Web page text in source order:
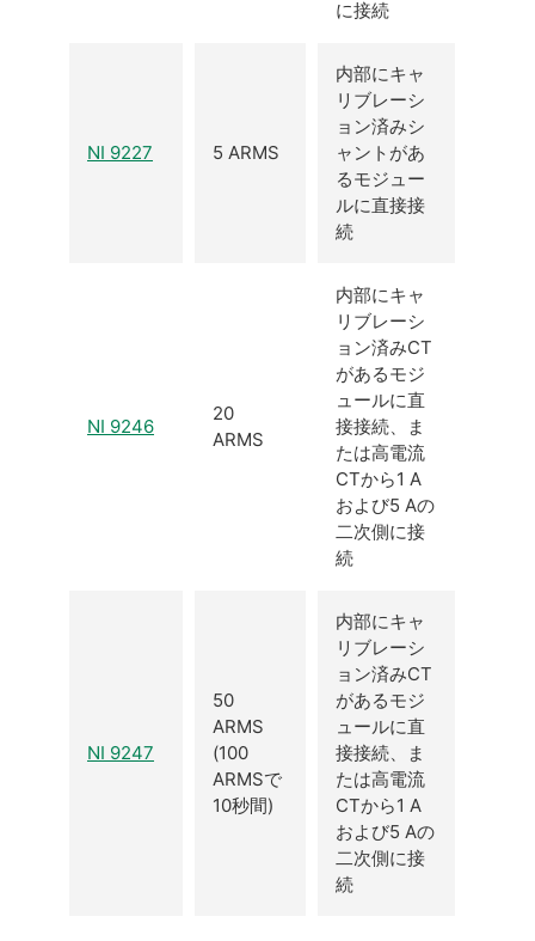
に接続
NI 9227 5 ARMS
内部にキャ
リブレーシ
ョン済みシ
ャントがあ
るモジュー
ルに直接接
続
NI 9246
20
ARMS
内部にキャ
リブレーシ
ョン済みCT
があるモジ
ュールに直
接接続、ま
たは高電流
CTから1 A
および5 Aの
二次側に接
続
NI 9247
50
ARMS
(100
ARMSで
10秒間)
内部にキャ
リブレーシ
ョン済みCT
があるモジ
ュールに直
接接続、ま
たは高電流
CTから1 A
および5 Aの
二次側に接
続